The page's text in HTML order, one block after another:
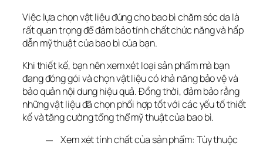
Việc lựa chọn vật liệu đúng cho bao bì chăm sóc da là
rất quan trọng để đảm bảo tính chất chức năng và hấp
dẫn mỹ thuật của bao bì của bạn.
Khi thiết kế, bạn nên xem xét loại sản phẩm mà bạn
đang đóng gói và chọn vật liệu có khả năng bảo vệ và
bảo quản nội dung hiệu quả. Đồng thời, đảm bảo rằng
những vật liệu đã chọn phối hợp tốt với các yếu tố thiết
kế và tăng cường tổng thể mỹ thuật của bao bì.
Xem xét tính chất của sản phẩm: Tùy thuộc